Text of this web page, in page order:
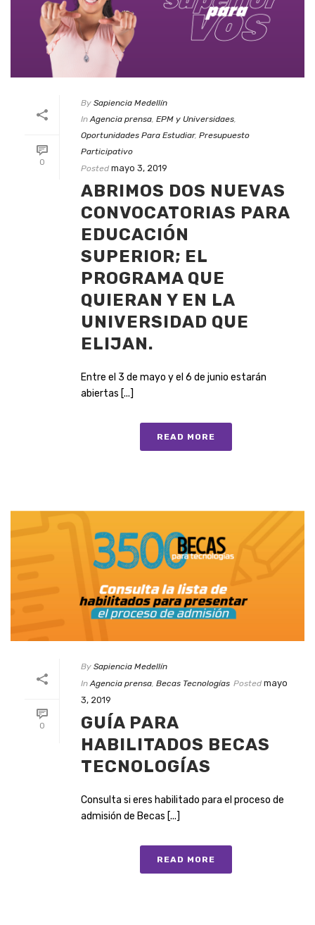
0
By Sapiencia Medellín
In Agencia prensa, EPM y Universidaes,
Oportunidades Para Estudiar, Presupuesto
Participativo
Posted mayo 3, 2019
ABRIMOS DOS NUEVAS
CONVOCATORIAS PARA
EDUCACIÓN
SUPERIOR; EL
PROGRAMA QUE
QUIERAN Y EN LA
UNIVERSIDAD QUE
ELIJAN.
Entre el 3 de mayo y el 6 de junio estarán
abiertas [...]
READ MORE
0
By Sapiencia Medellín
In Agencia prensa, Becas Tecnologías Posted mayo
3, 2019
GUÍA PARA
HABILITADOS BECAS
TECNOLOGÍAS
Consulta si eres habilitado para el proceso de
admisión de Becas [...]
READ MORE